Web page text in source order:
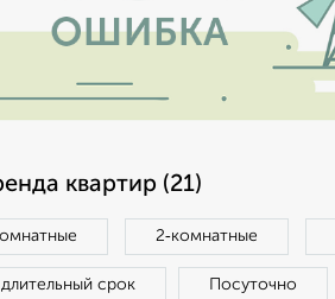
квартир (21)
2‑комнатные
срок Посуточно